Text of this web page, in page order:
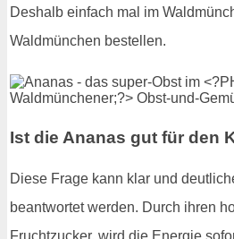
Deshalb einfach mal im
Waldmünchen bestellen.
Ist die Ananas gut für den
Diese Frage kann klar und
beantwortet werden. Durch ihren
Fruchtzucker, wird die Energie